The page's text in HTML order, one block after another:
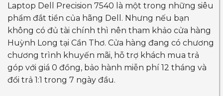
Laptop Dell Precision 7540 là một trong những siêu
phẩm đắt tiền của hãng Dell. Nhưng nếu bạn
không có đủ tài chính thì nên tham khảo cửa hàng
Huỳnh Long tại Cần Thơ. Cửa hàng đang có chương
chương trình khuyến mãi, hỗ trợ khách mua trả
góp với giá 0 đồng, bảo hành miễn phí 12 tháng và
đổi trả 1:1 trong 7 ngày đầu.